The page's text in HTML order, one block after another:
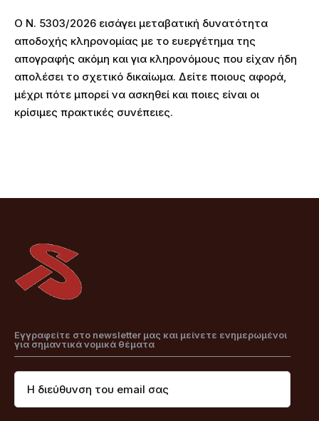
Ο Ν. 5303/2026 εισάγει μεταβατική δυνατότητα
αποδοχής κληρονομίας με το ευεργέτημα της
απογραφής ακόμη και για κληρονόμους που είχαν ήδη
απολέσει το σχετικό δικαίωμα. Δείτε ποιους αφορά,
μέχρι πότε μπορεί να ασκηθεί και ποιες είναι οι
κρίσιμες πρακτικές συνέπειες.
Εγγραφείτε στο newsletter μας και μείνετε ενημερωμένοι
για σημαντικά νομικά θέματα